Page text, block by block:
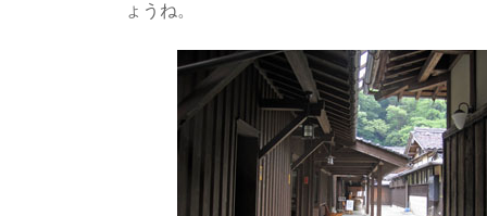
ょうね。